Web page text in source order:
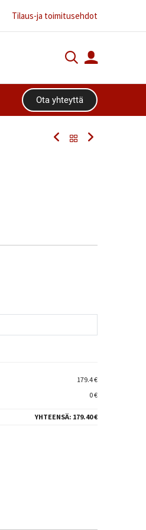
Tilaus-ja toimitusehdot
Ota yhteyttä​​​​
179.4 €
0 €
YHTEENSÄ: 179.40 €